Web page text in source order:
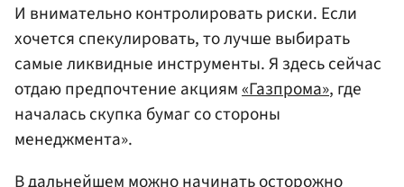
И внимательно контролировать риски. Если
хочется спекулировать, то лучше выбирать
самые ликвидные инструменты. Я здесь сейчас
отдаю предпочтение акциям«Газпрома», где
началась скупка бумаг со стороны
менеджмента».
В дальнейшем можно начинать осторожно